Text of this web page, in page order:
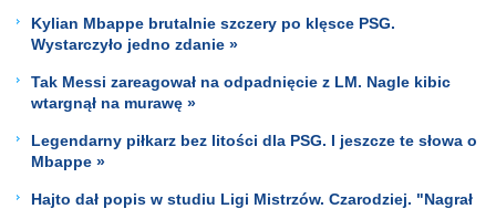
Kylian Mbappe brutalnie szczery po klęsce PSG.
Wystarczyło jedno zdanie »
Tak Messi zareagował na odpadnięcie z LM. Nagle kibic
wtargnął na murawę »
Legendarny piłkarz bez litości dla PSG. I jeszcze te słowa o
Mbappe »
Hajto dał popis w studiu Ligi Mistrzów. Czarodziej. "Nagrał